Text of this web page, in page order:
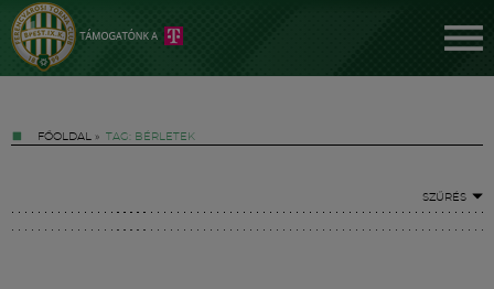
FŐOLDAL » TAG: BÉRLETEK
SZŰRÉS